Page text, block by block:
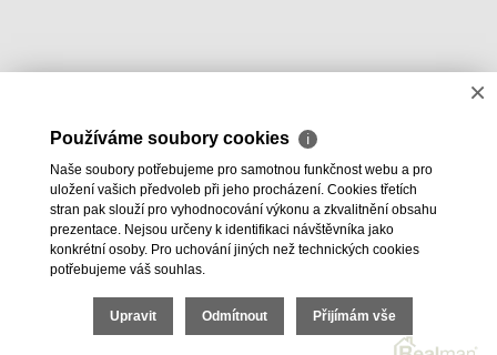
×
Používáme soubory cookies ℹ
Naše soubory potřebujeme pro samotnou funkčnost webu a pro
uložení vašich předvoleb při jeho procházení. Cookies třetích
stran pak slouží pro vyhodnocování výkonu a zkvalitnění obsahu
prezentace. Nejsou určeny k identifikaci návštěvníka jako
konkrétní osoby. Pro uchování jiných než technických cookies
potřebujeme váš souhlas.
Upravit Odmítnout Přijímám vše